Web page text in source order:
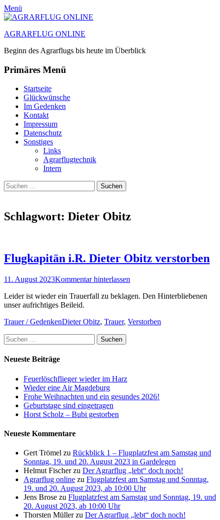
Menü
AGRARFLUG ONLINE
Beginn des Agrarflugs bis heute im Überblick
Primäres Menü
Zum
Inhalt
springen
Startseite
Glückwünsche
Im Gedenken
Kontakt
Impressum
Datenschutz
Sonstiges
Links
Agrarflugtechnik
Intern
Suchen
Suchen
nach:
Schlagwort: Dieter Obitz
Flugkapitän i.R. Dieter Obitz verstorben
Posted
11. August 2023Kommentar hinterlassen
Leider ist wieder ein Trauerfall zu beklagen. Den Hinterbliebenen
unser aufrichtiges Beileid.
Kategorien
Trauer / GedenkenSchlagworte
Dieter Obitz, Trauer, Verstorben
Suchen
nach:
Neueste Beiträge
Feuerlöschflieger wieder im Harz
Wieder eine Air Magdeburg
Frohe Weihnachten und ein gesundes 2026!
Geburtstage sind eingetragen
Horst Scholz – Bubi gestorben
Neueste Kommentare
Gert Trömel zu Rückblick 1 – Flugplatzfest am Samstag und
Sonntag, 19. und 20. August 2023 in Gardelegen
Helmut Fischerzu Der Agrarflug „lebt“ doch noch!
Agrarflug online zu Flugplatzfest am Samstag und Sonntag,
19. und 20. August 2023, ab 10:00 Uhr
Jens Brose zu Flugplatzfest am Samstag und Sonntag, 19. und
20. August 2023, ab 10:00 Uhr
Thorsten Müllerzu Der Agrarflug „lebt“ doch noch!